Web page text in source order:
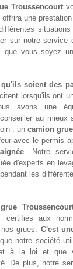
Troussencourt
une
situations
sur notre service
que vous soyez
qu'ils soient des
lorsqu'ils ont
avons une
au mieux
: uncamion grue
avec le permis
. Notre
d'experts en
les
certifiés aux
grues. C'est
notre société
à la loi et que
De plus, notre